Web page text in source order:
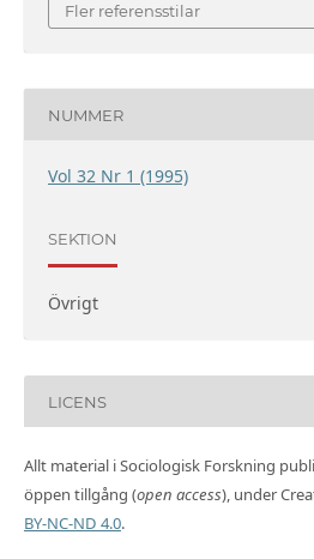
Fler referensstilar
NUMMER
Vol 32 Nr 1 (1995)
SEKTION
Övrigt
LICENS
Allt material i Sociologisk Forskning
öppen tillgång (open access), under
BY-NC-ND 4.0.